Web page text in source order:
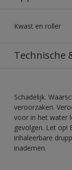
Kwast en roller
Technische
Schadelijk.
veroorzaken.
voor in het water
gevolgen. Let op!
inhaleerbare
inademen.